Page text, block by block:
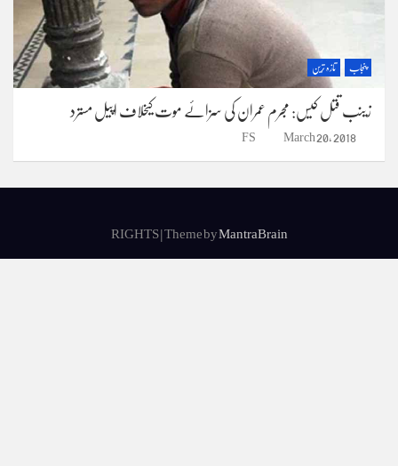
پنجاب تازہ ترین
زینب قتل کیس: مجرم عمران کی سزائے موت کیخلاف اپیل مسترد
March 20, 2018
FS
RIGHTS | Theme byMantraBrain